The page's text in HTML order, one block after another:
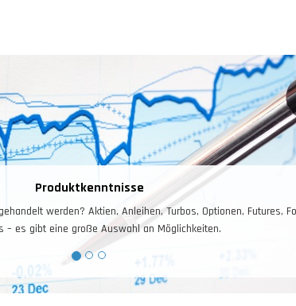
Risiko – und Moneymanagement
ist für das Trading entscheidend. Ihr Kontostand ist Ihr
gilt es zuerst zu schützen, und dann zu vermehren.